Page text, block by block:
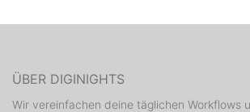
ÜBER DIGINIGHTS
Wir vereinfachen deine täglichen Workflows